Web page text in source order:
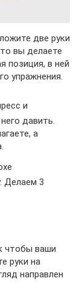
две руки
вы делаете
позиция, в ней
упражнения.
и
давить.
а
Делаем 3
чтобы ваши
руки на
направлен